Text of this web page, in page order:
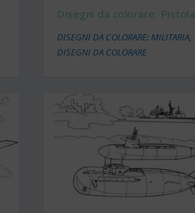
Disegni da colorare: Pistola
DISEGNI DA COLORARE: MILITARIA,
DISEGNI DA COLORARE